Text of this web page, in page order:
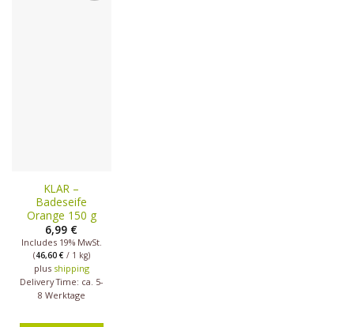
KLAR –
Badeseife
Orange 150 g
6,99 €
Includes 19% MwSt.
(46,60 € / 1 kg)
plus shipping
Delivery Time: ca. 5-
8 Werktage